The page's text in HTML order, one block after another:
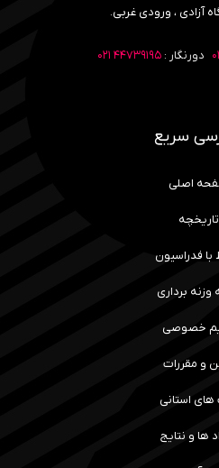
آزادی ، ورودی غربی.
دورنگار :۴۴۷۳۹۱۹۵ ۰۲۱
سریع
اصلی
تاریخچه
با فدراسیون
وزنه برداری
خصوصی
و مقررات
استانی
ها و نتایج